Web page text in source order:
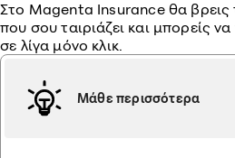
Στο Magenta Insurance θα βρεις
που σου ταιριάζει και μπορείς
σε λίγα μόνο κλικ.
Μάθε περισσότερα